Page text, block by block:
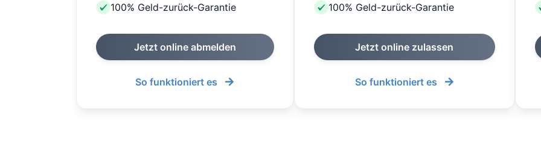
100% Geld-zurück-Garantie
Jetzt online abmelden
So funktioniert es
100% Geld-zurück-Garantie
Jetzt online zulassen
So funktioniert es